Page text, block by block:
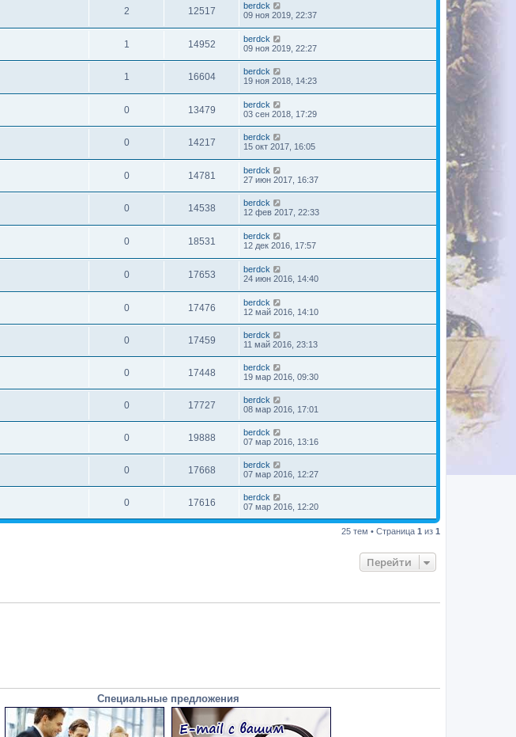
2 12517
berdck
09 ноя 2019, 22:37
1 14952
berdck
09 ноя 2019, 22:27
1 16604
berdck
19 ноя 2018, 14:23
0 13479
berdck
03 сен 2018, 17:29
0 14217
berdck
15 окт 2017, 16:05
0 14781
berdck
27 июн 2017, 16:37
0 14538
berdck
12 фев 2017, 22:33
0 18531
berdck
12 дек 2016, 17:57
0 17653
berdck
24 июн 2016, 14:40
0 17476
berdck
12 май 2016, 14:10
0 17459
berdck
11 май 2016, 23:13
0 17448
berdck
19 мар 2016, 09:30
0 17727
berdck
08 мар 2016, 17:01
0 19888
berdck
07 мар 2016, 13:16
0 17668
berdck
07 мар 2016, 12:27
0 17616
berdck
07 мар 2016, 12:20
25 тем • Страница 1 из 1
Перейти
Специальные предложения